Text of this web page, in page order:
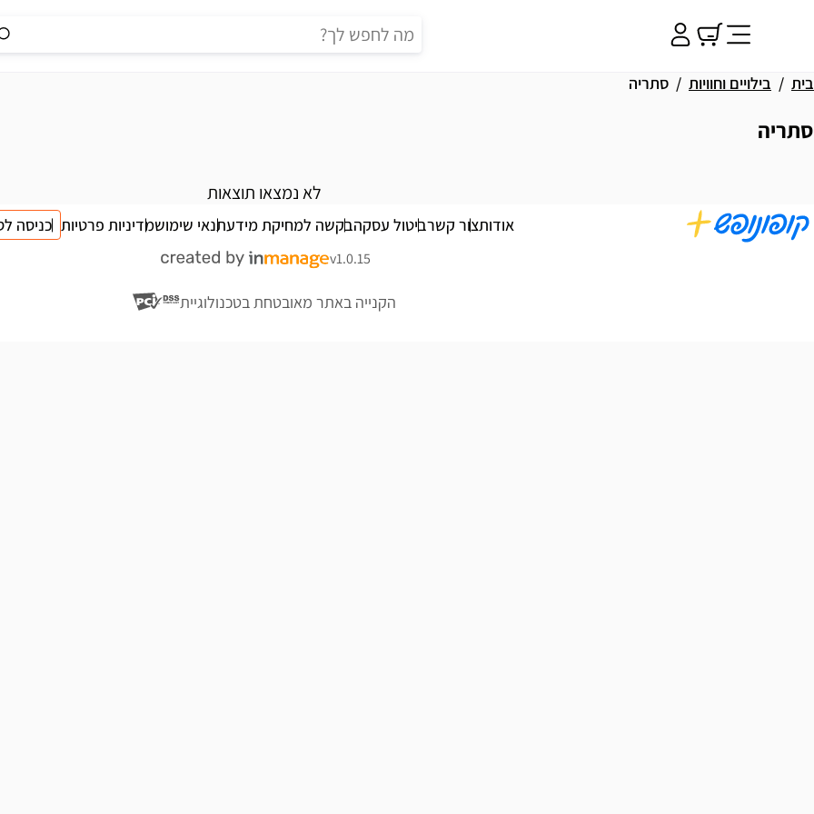
בית בילויים וחוויות סתריה
סתריה
לא נמצאו תוצאות
אודותצור קשרביטול עסקהבקשה למחיקת מידעתנאי שימושמדיניות פרטיות כניסה
v1.0.15
הקנייה באתר מאובטחת בטכנולוגיית